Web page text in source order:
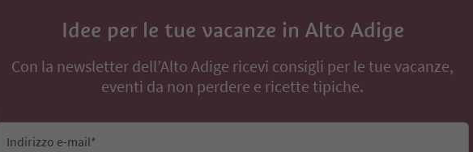
Idee per le tue vacanze in Alto Adige
Con la newsletter dell’Alto Adige ricevi consigli per le tue vacanze,
eventi da non perdere e ricette tipiche.
Indirizzo e-mail*